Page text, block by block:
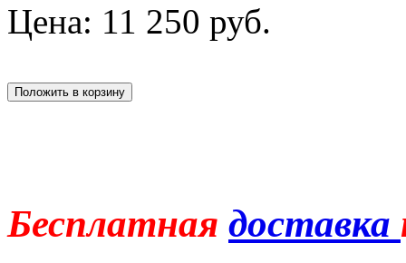
Цена: 11 250 руб.
Бесплатная доставка